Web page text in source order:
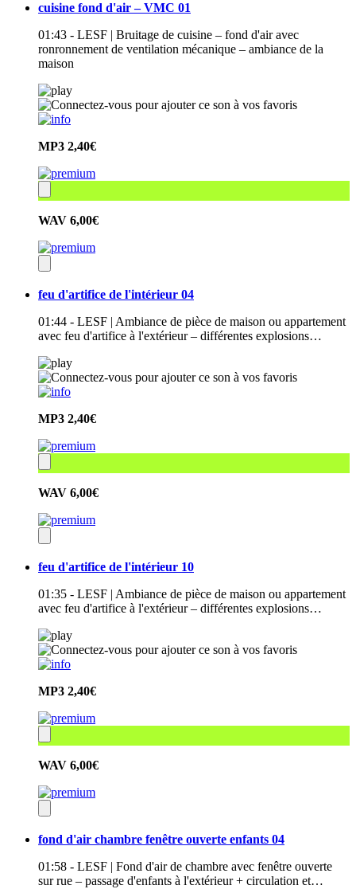
cuisine fond d'air – VMC 01
01:43 - LESF | Bruitage de cuisine – fond d'air avec
ronronnement de ventilation mécanique – ambiance de la
maison
MP3 2,40€
WAV 6,00€
feu d'artifice de l'intérieur 04
01:44 - LESF | Ambiance de pièce de maison ou appartement
avec feu d'artifice à l'extérieur – différentes explosions…
MP3 2,40€
WAV 6,00€
feu d'artifice de l'intérieur 10
01:35 - LESF | Ambiance de pièce de maison ou appartement
avec feu d'artifice à l'extérieur – différentes explosions…
MP3 2,40€
WAV 6,00€
fond d'air chambre fenêtre ouverte enfants 04
01:58 - LESF | Fond d'air de chambre avec fenêtre ouverte
sur rue – passage d'enfants à l'extérieur + circulation et…